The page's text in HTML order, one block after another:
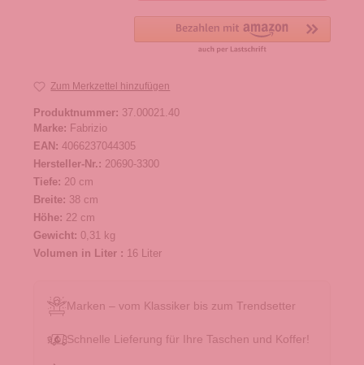
Zum Merkzettel hinzufügen
Produktnummer: 37.00021.40
Marke: Fabrizio
EAN: 4066237044305
Hersteller-Nr.: 20690-3300
Tiefe: 20 cm
Breite: 38 cm
Höhe: 22 cm
Gewicht: 0,31 kg
Volumen in Liter : 16 Liter
Marken – vom Klassiker bis zum Trendsetter
Schnelle Lieferung für Ihre Taschen und Koffer!